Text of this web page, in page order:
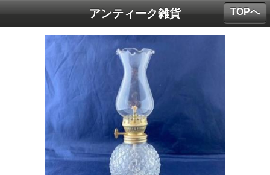
アンティーク雑貨 TOPへ